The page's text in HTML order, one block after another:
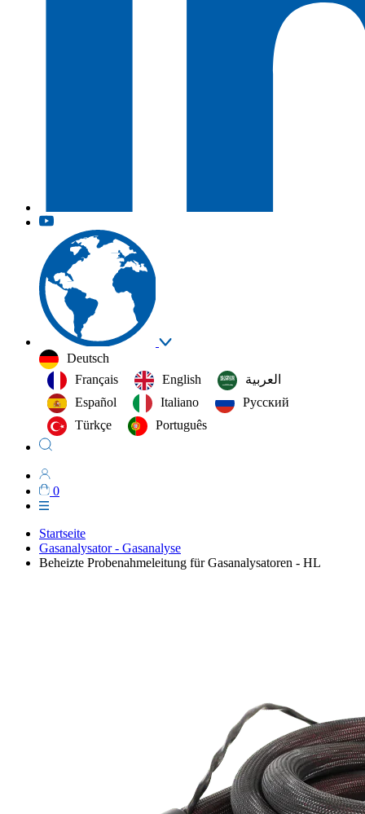
Deutsch
Français
English
العربية‏
Español
Italiano
Русский
Türkçe
Português
0
Startseite
Gasanalysator - Gasanalyse
Beheizte Probenahmeleitung für Gasanalysatoren - HL